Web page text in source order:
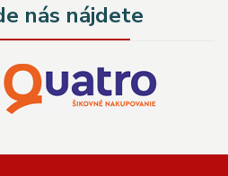
nás nájdete